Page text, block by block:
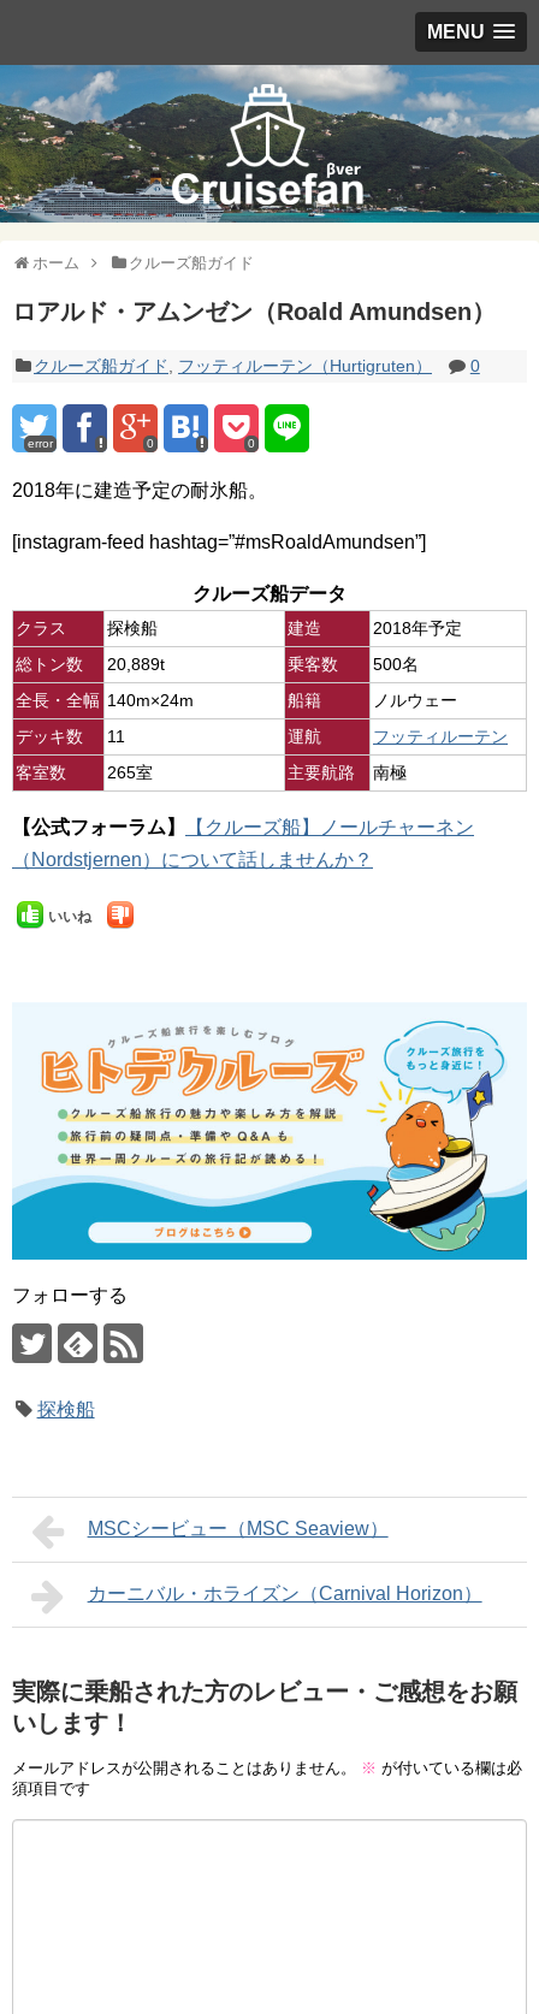
MENU
ホーム クルーズ船ガイド
ロアルド・アムンゼン（Roald Amundsen）
クルーズ船ガイド フッティルーテン（Hurtigruten） 0
error 0 0
2018年に建造予定の耐氷船。
[instagram-feed hashtag=”#msRoaldAmundsen”]
クルーズ船データ
クラス 探検船 建造
2018年予定
総トン数
20,889t 乗客数
500名
全長・全幅 140m×24m 船籍
ノルウェー
デッキ数
11 運航
フッティルーテン
客室数
265室 主要航路 南極
【公式フォーラム】
【クルーズ船】ノールチャーネン
（Nordstjernen）について話しませんか？
いいね
フォローする
探検船
MSCシービュー（MSC Seaview）
カーニバル・ホライズン（Carnival Horizon）
実際に乗船された方のレビュー・ご感想をお願
いします！
メールアドレスが公開されることはありません。 ※ が付いている欄は必
須項目です